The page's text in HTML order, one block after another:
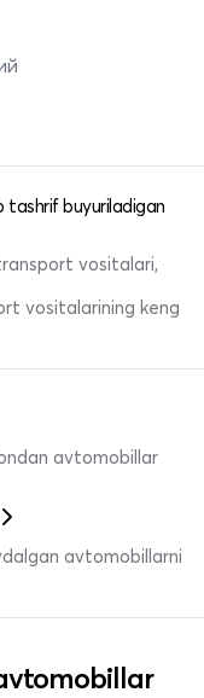
buyuriladigan
vositalari,
vositalarining keng
avtomobillar
avtomobillarni